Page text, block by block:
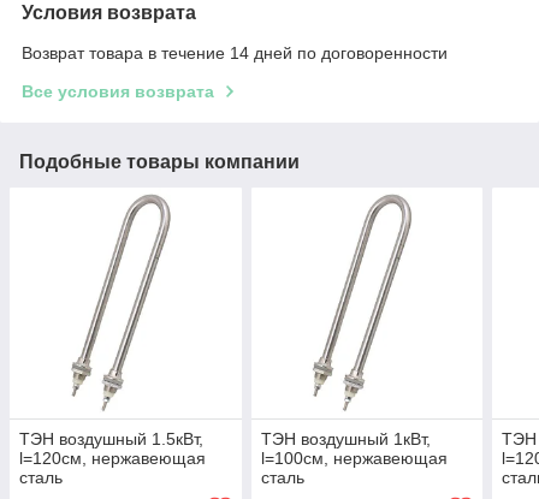
Условия возврата
Возврат товара в течение 14 дней по договоренности
Все условия возврата
Подобные товары компании
ТЭН воздушный 1.5кВт,
l=120см, нержавеющая
сталь
ТЭН воздушный 1кВт,
l=100см, нержавеющая
сталь
ТЭН